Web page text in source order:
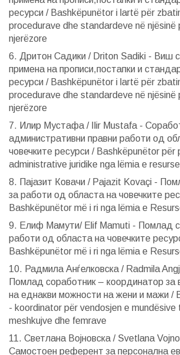
ресурси / Bashkëpunëtor i lartë për
procedurave dhe standardeve në njësinë
njerëzore
6. Дритон Садики / Driton Sadiki - Виш
примена на прописи,постапки и
ресурси / Bashkëpunëtor i lartë për
procedurave dhe standardeve në njësinë
njerëzore
7. Илир Мустафа / Ilir Mustafa -
административни правни работи од
човечките ресурси / Bashkëpunëtor për
administrative juridike nga lëmia e
8. Пајазит Ковачи / Pajazit Kovaçi -
за работи од областа на човечките
Bashkëpunëtor më i ri nga lëmia e
9. Елиф Мамути/ Elif Mamuti - Помлад
работи од областа на човечките
Bashkëpunëtor më i ri nga lëmia e
10. Радмила Анѓелковска / Radmila
Помлад соработник – координатор за
на еднакви можности на жени и мажи /
- koordinator për vendosjen e
meshkujve dhe femrave
11. Светлана Војновска / Svetlana
Самостоен референт за персонална